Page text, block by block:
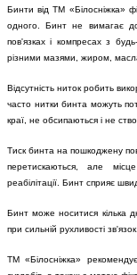
Бинти від ТМ «Білосніжка»
одного. Бинт не вимагає
пов'язках і компресах з
різними мазями, жиром,
Відсутність ниток робить
часто нитки бинта можуть
краї, не обсипаються і не
Тиск бинта на пошкоджену
перетискаються, але
реабілітації. Бинт сприяє
Бинт може носитися кілька
при сильній рухливості зв'язок.
ТМ «Білосніжка»